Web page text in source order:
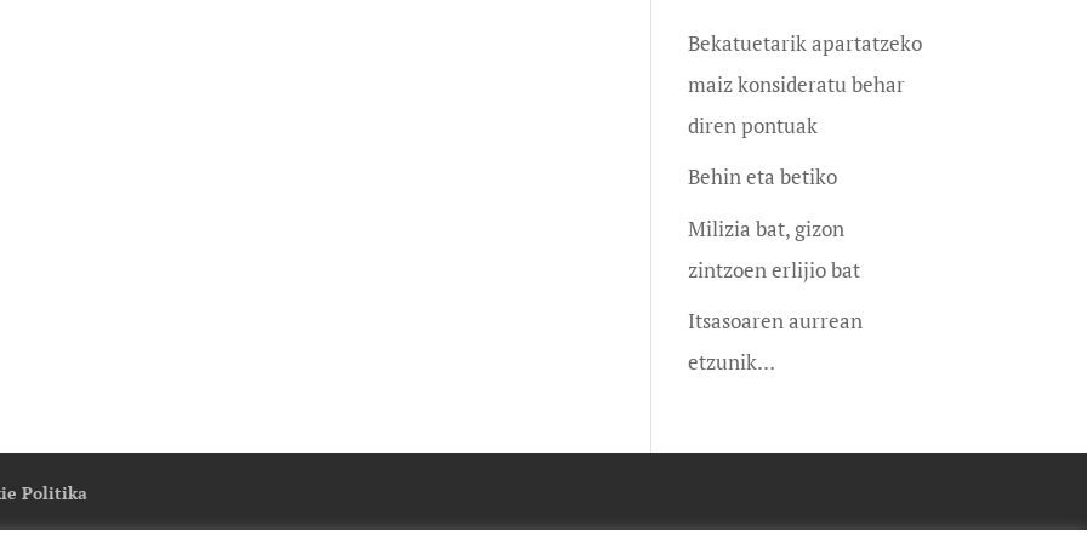
Bekatuetarik apartatzeko
maiz konsideratu behar
diren pontuak
Behin eta betiko
Milizia bat, gizon
zintzoen erlijio bat
Itsasoaren aurrean
etzunik…
Politika